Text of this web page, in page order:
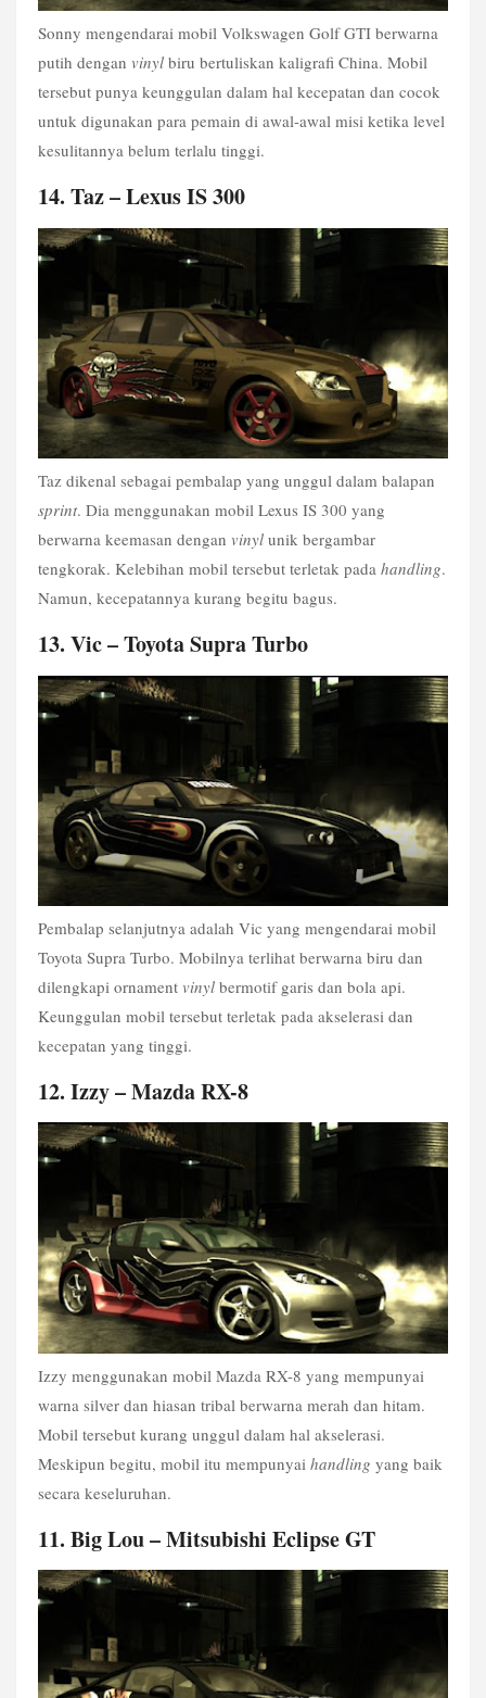
Sonny mengendarai mobil Volkswagen Golf GTI berwarna
putih dengan vinyl biru bertuliskan kaligrafi China. Mobil
tersebut punya keunggulan dalam hal kecepatan dan cocok
untuk digunakan para pemain di awal-awal misi ketika level
kesulitannya belum terlalu tinggi.
14. Taz – Lexus IS 300
sprint. Dia menggunakan mobil Lexus IS 300 yang
berwarna keemasan dengan vinyl unik bergambar
tengkorak. Kelebihan mobil tersebut terletak pada handling.
Namun, kecepatannya kurang begitu bagus.
13. Vic – Toyota Supra Turbo
Pembalap selanjutnya adalah Vic yang mengendarai mobil
Toyota Supra Turbo. Mobilnya terlihat berwarna biru dan
dilengkapi ornament vinyl bermotif garis dan bola api.
Keunggulan mobil tersebut terletak pada akselerasi dan
kecepatan yang tinggi.
12. Izzy – Mazda RX-8
Izzy menggunakan mobil Mazda RX-8 yang mempunyai
warna silver dan hiasan tribal berwarna merah dan hitam.
Mobil tersebut kurang unggul dalam hal akselerasi.
Meskipun begitu, mobil itu mempunyai handling yang baik
secara keseluruhan.
11. Big Lou – Mitsubishi Eclipse GT